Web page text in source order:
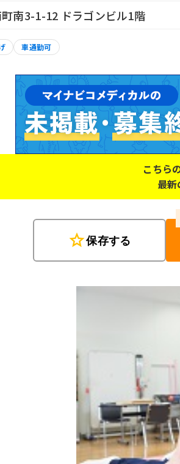
南3-1-12 ドラゴンビル1階
車通勤可
こちら
最新
star保存する